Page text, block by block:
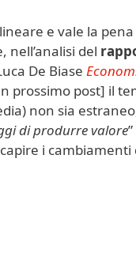
e vale la
nell’analisi del
De Biase
prossimo post] il
non sia
di produrre valore
i cambiamenti